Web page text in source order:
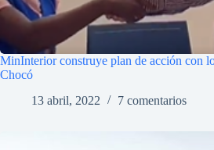
MinInterior construye plan de acción con
Chocó
13 abril, 2022
7 comentarios